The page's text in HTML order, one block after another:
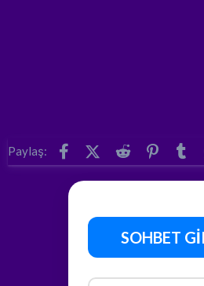
Paylaş: FacebookX (Twitter)
Reddit
SOHBET